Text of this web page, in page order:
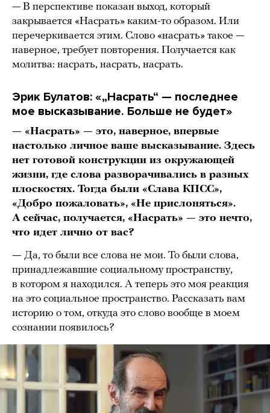
— В перспективе показан выход, который
закрывается «Насрать» каким-то образом. Или
перечеркивается этим. Слово «насрать» такое —
наверное, требует повторения. Получается как
молитва: насрать, насрать, насрать.
Эрик Булатов: «„Насрать“ — последнее
мое высказывание. Больше не будет»
— «Насрать» — это, наверное, впервые
настолько личное ваше высказывание. Здесь
нет готовой конструкции из окружающей
жизни, где слова разворачивались в разных
плоскостях. Тогда были «Слава КПСС»,
«Добро пожаловать», «Не прислоняться».
А сейчас, получается, «Насрать» — это нечто,
что идет лично от вас?
— Да, то были все слова не мои. То были слова,
принадлежавшие социальному пространству,
в котором я находился. А теперь это моя реакция
на это социальное пространство. Рассказать вам
историю о том, откуда это слово вообще в моем
сознании появилось?